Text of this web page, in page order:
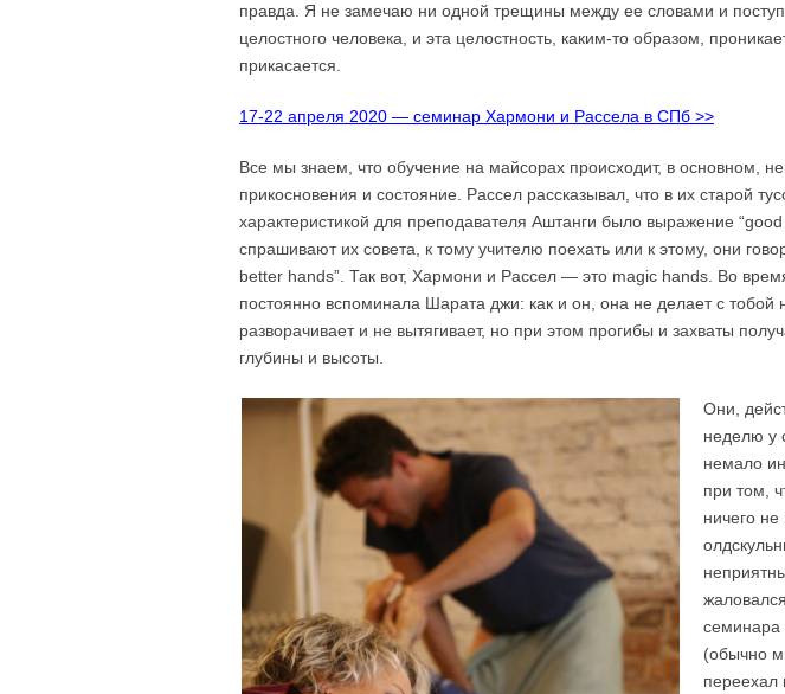
правда. Я не замечаю ни одной трещины между ее словами и
целостного человека, и эта целостность, каким-то образом,
прикасается.
17-22 апреля 2020 — семинар Хармони и Рассела в СПб >>
Все мы знаем, что обучение на майсорах происходит, в основном,
прикосновения и состояние. Рассел рассказывал, что в их старой
характеристикой для преподавателя Аштанги было выражение
спрашивают их совета, к тому учителю поехать или к этому, они
better hands”. Так вот, Хармони и Рассел — это magic hands. Во
постоянно вспоминала Шарата джи: как и он, она не делает с тобой
разворачивает и не вытягивает, но при этом прогибы и захваты
глубины и высоты.
Они,
неделю у
немало
при том,
ничего
семинара
(обычно
переехал